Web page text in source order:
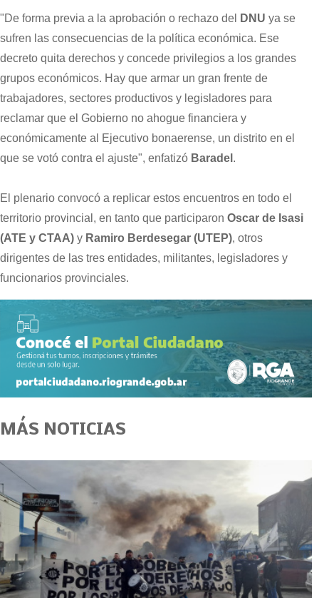
"De forma previa a la aprobación o rechazo del DNU ya se
sufren las consecuencias de la política económica. Ese
decreto quita derechos y concede privilegios a los grandes
grupos económicos. Hay que armar un gran frente de
trabajadores, sectores productivos y legisladores para
reclamar que el Gobierno no ahogue financiera y
económicamente al Ejecutivo bonaerense, un distrito en el
que se votó contra el ajuste", enfatizó Baradel .
El plenario convocó a replicar estos encuentros en todo el
territorio provincial, en tanto que participaron Oscar de Isasi
(ATE y CTAA) y Ramiro Berdesegar (UTEP), otros
dirigentes de las tres entidades, militantes, legisladores y
funcionarios provinciales.
MÁS NOTICIAS